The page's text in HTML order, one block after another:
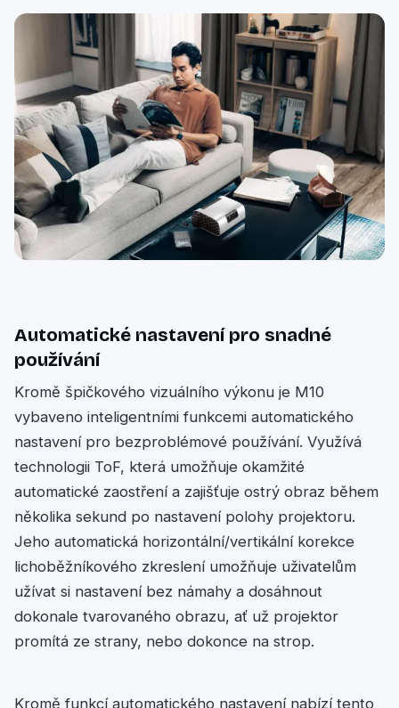
Automatické nastavení pro snadné
používání
Kromě špičkového vizuálního výkonu je M10
vybaveno inteligentními funkcemi automatického
nastavení pro bezproblémové používání. Využívá
technologii ToF, která umožňuje okamžité
automatické zaostření a zajišťuje ostrý obraz během
několika sekund po nastavení polohy projektoru.
Jeho automatická horizontální/vertikální korekce
lichoběžníkového zkreslení umožňuje uživatelům
užívat si nastavení bez námahy a dosáhnout
dokonale tvarovaného obrazu, ať už projektor
promítá ze strany, nebo dokonce na strop.
Kromě funkcí automatického nastavení nabízí tento